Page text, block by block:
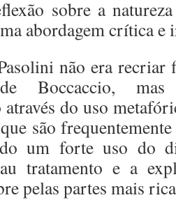
sobre a
abordagem crítica e
não era recriar
de Boccaccio,
do uso
são
um forte uso do
tratamento e a
pelas partes mais